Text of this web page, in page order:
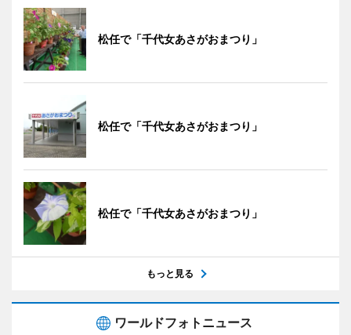
松任で「千代女あさがおまつり」
松任で「千代女あさがおまつり」
松任で「千代女あさがおまつり」
もっと見る
ワールドフォトニュース